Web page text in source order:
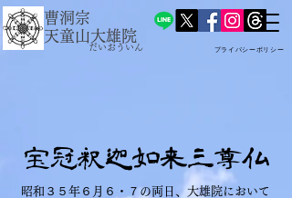
​曹洞宗
天童山大雄院
だいおういん プライバシーポリシー
​宝冠釈迦如来三尊仏
昭和３５年６月６・７の両日、大雄院において